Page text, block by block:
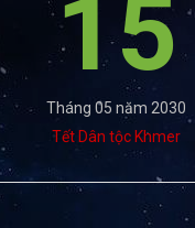
15
Tháng 05 năm 2030
Tết Dân tộc Khmer